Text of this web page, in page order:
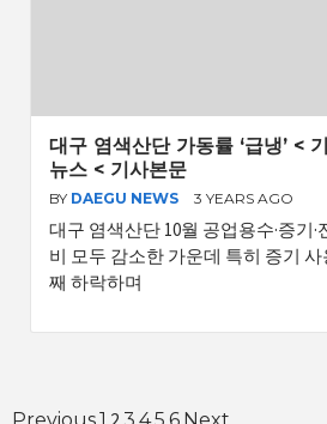
대구 염색산단 가동률 ‘급냉’ <
뉴스 < 기사본문
BY DAEGU NEWS 3 YEARS AGO
대구 염색산단 10월 공업용수·증기
비 모두 감소한 가운데 특히 증기
째 하락하며
2